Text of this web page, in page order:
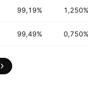
99,19% 1,250%
99,49% 0,750%